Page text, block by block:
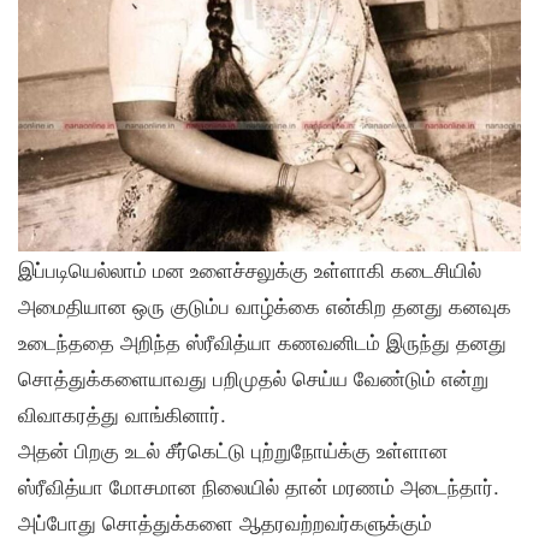
இப்படியெல்லாம் மன உளைச்சலுக்கு உள்ளாகி கடைசியில்
அமைதியான ஒரு குடும்ப வாழ்க்கை என்கிற தனது கனவுக
உடைந்ததை அறிந்த ஸ்ரீவித்யா கணவனிடம் இருந்து தனது
சொத்துக்களையாவது பறிமுதல் செய்ய வேண்டும் என்று
விவாகரத்து வாங்கினார்.
அதன் பிறகு உடல் சீர்கெட்டு புற்றுநோய்க்கு உள்ளான
ஸ்ரீவித்யா மோசமான நிலையில் தான் மரணம் அடைந்தார்.
அப்போது சொத்துக்களை ஆதரவற்றவர்களுக்கும்